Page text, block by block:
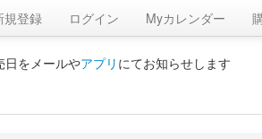
規登録 ログイン Myカレンダー
日をメールやアプリ にてお知らせします